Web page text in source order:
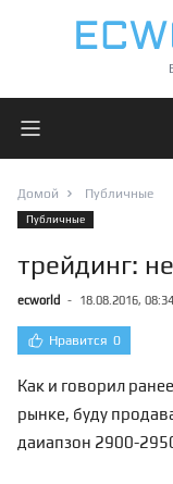
Открыть главное
Домой Публичные
Публичные
трейдинг:
ecworld - 18.08.2016, 08:34
Нравится 0
Как и говорил
рынке, буду
даиапзон 2900-